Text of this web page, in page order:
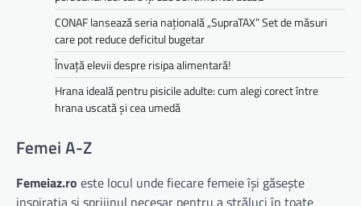
CONAF lansează seria națională „SupraTAX” Set de măsuri
care pot reduce deficitul bugetar
Învață elevii despre risipa alimentară!
Hrana ideală pentru pisicile adulte: cum alegi corect între
hrana uscată și cea umedă
Femei A-Z
Femeiaz.ro este locul unde fiecare femeie își găsește
inspirația și sprijinul necesar pentru a străluci în toate